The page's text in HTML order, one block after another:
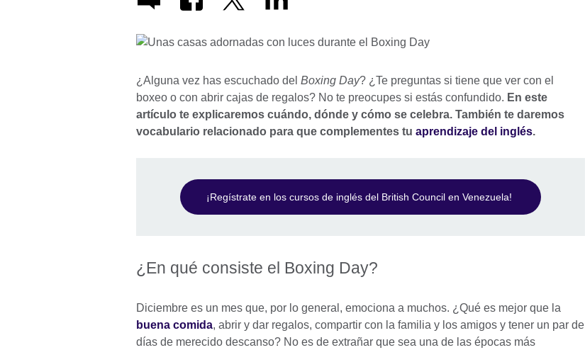
¿Alguna vez has escuchado del Boxing Day? ¿Te preguntas si tiene que ver con el
boxeo o con abrir cajas de regalos? No te preocupes si estás confundido. En este
artículo te explicaremos cuándo, dónde y cómo se celebra. También te daremos
vocabulario relacionado para que complementes tu aprendizaje del inglés.
¡Regístrate en los cursos de inglés del British Council en Venezuela!
¿En qué consiste el Boxing Day?
Diciembre es un mes que, por lo general, emociona a muchos. ¿Qué es mejor que la
buena comida, abrir y dar regalos, compartir con la familia y los amigos y tener un par de
días de merecido descanso? No es de extrañar que sea una de las épocas más